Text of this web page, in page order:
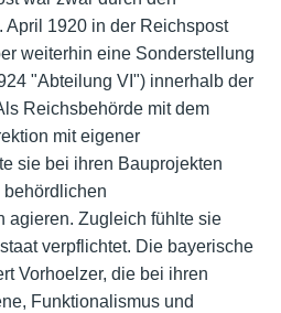
April 1920 in der Reichspost
weiterhin eine Sonderstellung
"Abteilung VI") innerhalb der
Reichsbehörde mit dem
mit eigener
sie bei ihren Bauprojekten
agieren. Zugleich fühlte sie
verpflichtet. Die bayerische
Vorhoelzer, die bei ihren
Funktionalismus und